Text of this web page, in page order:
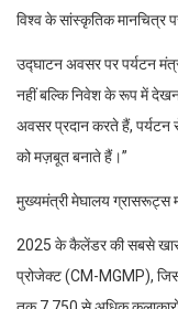
विश्व के सांस्कृतिक मानचित्र
उद्घाटन अवसर पर पर्यटन
नहीं बल्कि निवेश के रूप में
अवसर प्रदान करते हैं, पर्यटन
को मज़बूत बनाते हैं।”
मुख्यमंत्री मेघालय ग्रासरूट्स
2025 के कैलेंडर की सबसे
प्रोजेक्ट (CM-MGMP),